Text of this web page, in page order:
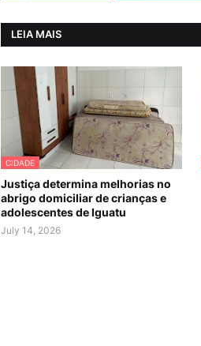
LEIA MAIS
CIDADE
Justiça determina melhorias no
abrigo domiciliar de crianças e
adolescentes de Iguatu
July 14, 2026